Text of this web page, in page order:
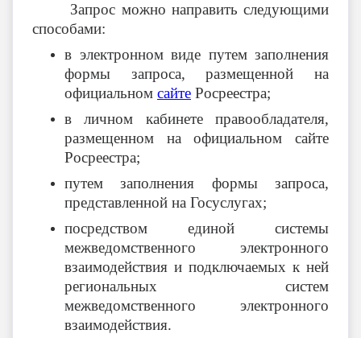
Запрос можно направить следующими
способами:
в электронном виде путем заполнения
формы запроса, размещенной на
официальном сайте Росреестра;
в личном кабинете правообладателя,
размещенном на официальном сайте
Росреестра;
путем заполнения формы запроса,
представленной на Госуслугах;
посредством единой системы
межведомственного электронного
взаимодействия и подключаемых к ней
региональных систем
межведомственного электронного
взаимодействия.